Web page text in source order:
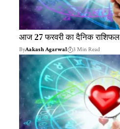
आज 27 फरवरी का दैनिक राशिफल
ByAakash Agarwal 3 Min Read